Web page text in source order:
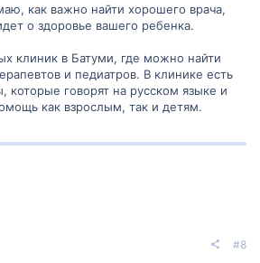
как важно найти хорошего врача,
о здоровье вашего ребенка.
клиник в Батуми, где можно найти
и педиатров. В клинике есть
которые говорят на русском языке и
как взрослым, так и детям.
#8